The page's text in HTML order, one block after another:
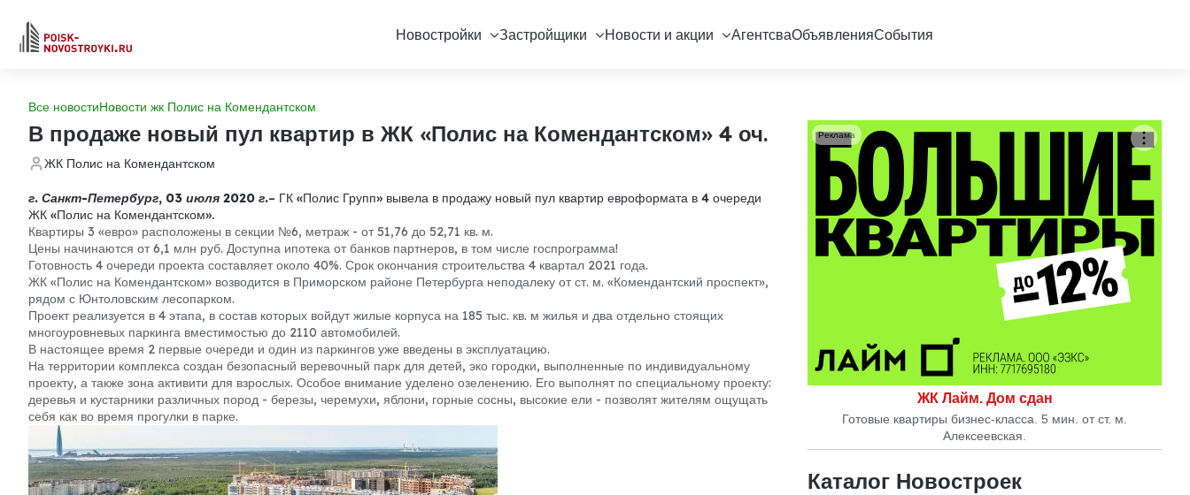
Новостройки Застройщики Новости и акции АгентсваОбъявленияСобытия
Все новостиНовости жк Полис на Комендантском
В продаже новый пул квартир в ЖК «Полис на Комендантском» 4 оч.
ЖК Полис на Комендантском
г. Санкт-Петербург, 03 июля 2020 г.– ГК «Полис Групп» вывела в продажу новый пул квартир евроформата в 4 очереди
ЖК «Полис на Комендантском».
Квартиры 3 «евро» расположены в секции №6, метраж - от 51,76 до 52,71 кв. м.
Цены начинаются от 6,1 млн руб. Доступна ипотека от банков партнеров, в том числе госпрограмма!
Готовность 4 очереди проекта составляет около 40%. Срок окончания строительства 4 квартал 2021 года.
ЖК «Полис на Комендантском» возводится в Приморском районе Петербурга неподалеку от ст. м. «Комендантский проспект»,
рядом с Юнтоловским лесопарком.
Проект реализуется в 4 этапа, в состав которых войдут жилые корпуса на 185 тыс. кв. м жилья и два отдельно стоящих
многоуровневых паркинга вместимостью до 2110 автомобилей.
В настоящее время 2 первые очереди и один из паркингов уже введены в эксплуатацию.
На территории комплекса создан безопасный веревочный парк для детей, эко городки, выполненные по индивидуальному
проекту, а также зона активити для взрослых. Особое внимание уделено озеленению. Его выполнят по специальному проекту:
деревья и кустарники различных пород - березы, черемухи, яблони, горные сосны, высокие ели - позволят жителям ощущать
себя как во время прогулки в парке.
ЖК Лайм. Дом сдан
Готовые квартиры бизнес-класса. 5 мин. от ст. м.
Алексеевская.
Реклама
Каталог Новостроек